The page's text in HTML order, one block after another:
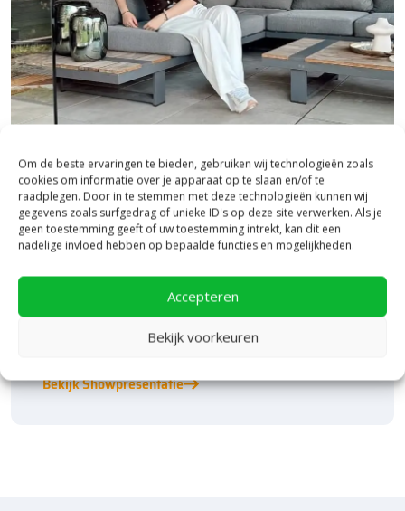
Om de beste ervaringen te bieden, gebruiken wij technologieën zoals
cookies om informatie over je apparaat op te slaan en/of te
raadplegen. Door in te stemmen met deze technologieën kunnen wij
gegevens zoals surfgedrag of unieke ID's op deze site verwerken. Als je
geen toestemming geeft of uw toestemming intrekt, kan dit een
nadelige invloed hebben op bepaalde functies en mogelijkheden.
Accepteren
Bekijk voorkeuren
Bezoek onze vestiging in Heerde,
inspiratie binnen én buiten!
Laat je inspireren in ons 2.500 m² experience centre,
bestratingstrends, zie je materialen in het echt en krijg
je, als je dat wilt, specialistisch advies van ons team.
Een rondje samen en de ideeën stromen vanzelf
Bekijk Showpresentatie